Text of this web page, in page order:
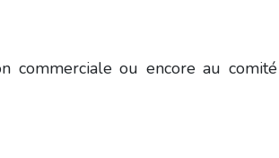
commerciale ou encore au